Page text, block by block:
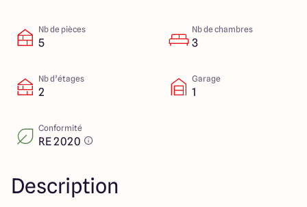
Nb de pièces
5
Nb de chambres
3
Nb d’étages
2
Garage
1
Conformité
RE 2020
Description